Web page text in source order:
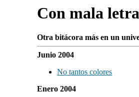
Con mala letra
Otra bitácora más en un
Junio 2004
No tantos colores
Enero 2004